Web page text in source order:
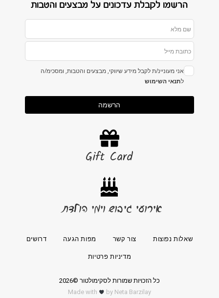
הרשמו לקבלת עדכונים על מבצעים והטבות
אני מעוניינ/ת לקבל מידע שיווקי, מבצעים והטבות, ומסכימ/ה
לתנאי השימוש
הרשמה
Gift Card
אירועי גיבוש וימי הולדת
שאלות נפוצות צור קשר מפות הגעה
דרושים
מדיניות פרטיות
כל הזכויות שמורות לסקימולטור ©2026
Made with
by Neta Barzilay